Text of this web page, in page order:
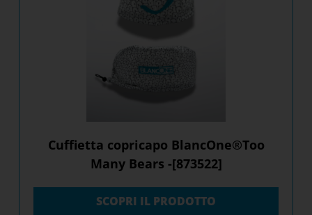
Cuffietta copricapo BlancOne®Too
Many Bears -[873522]
SCOPRI IL PRODOTTO